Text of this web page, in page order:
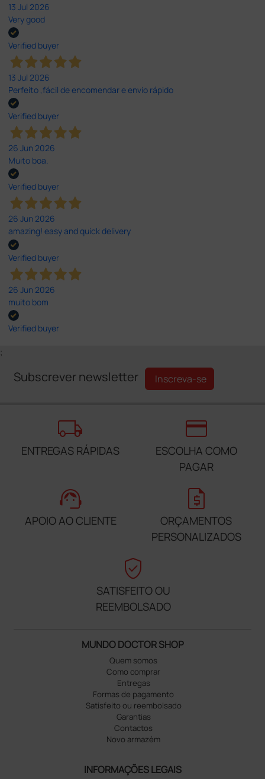
13 Jul 2026
Very good
Verified buyer
13 Jul 2026
Perfeito ,fácil de encomendar e envio rápido
Verified buyer
26 Jun 2026
Muito boa.
Verified buyer
26 Jun 2026
amazing! easy and quick delivery
Verified buyer
26 Jun 2026
muito bom
Verified buyer
;
Subscrever newsletter Inscreva-se
local_shipping
ENTREGAS RÁPIDAS
credit_card
ESCOLHA COMO
PAGAR
support_agent
APOIO AO CLIENTE
request_quote
ORÇAMENTOS
PERSONALIZADOS
verified_user
SATISFEITO OU
REEMBOLSADO
MUNDO DOCTOR SHOP
Quem somos
Como comprar
Entregas
Formas de pagamento
Satisfeito ou reembolsado
Garantias
Contactos
Novo armazém
INFORMAÇÕES LEGAIS